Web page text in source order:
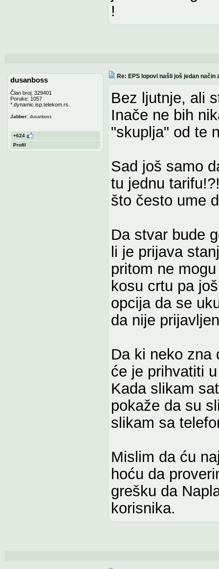
!
dusanboss
Član broj: 329401
Poruke: 1057
*.dynamic.isp.telekom.rs.
Jabber: dusanboss
+624
Profil
Re: EPS lopovi našli još jedan način
Bez ljutnje, ali
Inače ne bih
"skuplja" od te
Sad još samo
tu jednu
što često ume
Da stvar bude
li je prijava
pritom ne
kosu crtu pa
opcija da se
da nije
Da ki neko zna
će je prihvatiti
Kada slikam
pokaže da su
slikam sa
Mislim da ću
hoću da
grešku da
korisnika.